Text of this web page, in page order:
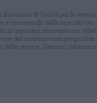
® GmbH per la
e un controllo delle mie attività
in qualsiasi momento con
del consenso non pregiudica
della revoca. Ulteriori